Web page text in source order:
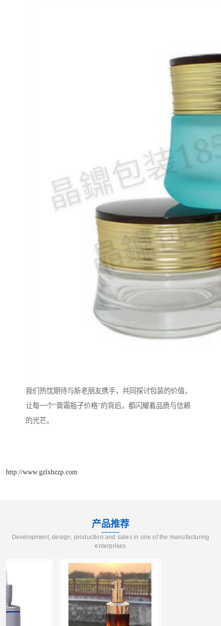
我们热忱期待与新老朋友携手，共同探讨包装的价值，
让每一个“膏霜瓶子价格”的背后，都闪耀着品质与信赖
的光芒。
http://www.gzlxbzzp.com
产品推荐
Development, design, production and sales in one of the manufacturing
enterprises